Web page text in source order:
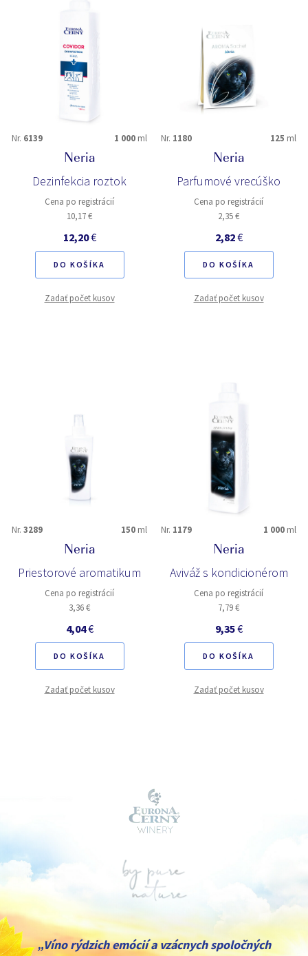
Nr. 6139 1 000 ml
Neria
Dezinfekcia roztok
Cena po registrácií
10,17 €
12,20€
DO KOŠÍKA
Zadať počet kusov
Nr. 1180 125 ml
Neria
Parfumové vrecúško
Cena po registrácií
2,35 €
2,82€
DO KOŠÍKA
Zadať počet kusov
Nr. 3289 150 ml
Neria
Priestorové aromatikum
Cena po registrácií
3,36 €
4,04€
DO KOŠÍKA
Zadať počet kusov
Nr. 1179 1 000 ml
Neria
Aviváž s kondicionérom
Cena po registrácií
7,79 €
9,35€
DO KOŠÍKA
Zadať počet kusov
„Víno rýdzich emócií a vzácnych spoločných